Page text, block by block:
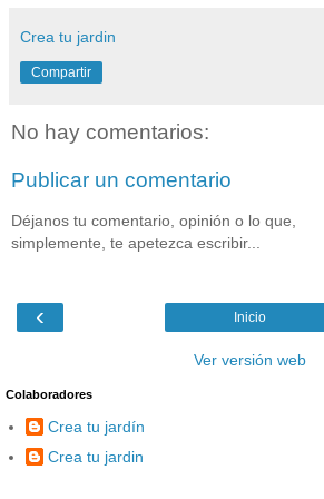
Crea tu jardin
Compartir
No hay comentarios:
Publicar un comentario
Déjanos tu comentario, opinión o lo que,
simplemente, te apetezca escribir...
‹ Inicio
Ver versión web
Colaboradores
Crea tu jardín
Crea tu jardin